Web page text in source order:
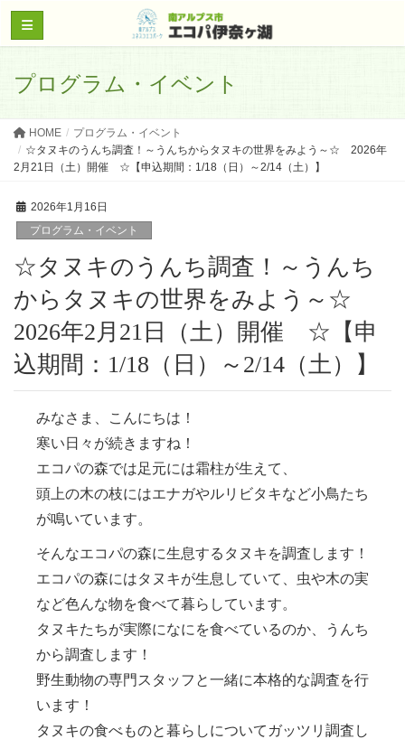
プログラム・イベント
HOME
プログラム・イベント
☆タヌキのうんち調査！～うんちからタヌキの世界をみよう～☆ 2026年
2月21日（土）開催 ☆【申込期間：1/18（日）～2/14（土）】
2026年1月16日
プログラム・イベント
☆タヌキのうんち調査！～うんち
からタヌキの世界をみよう～☆
2026年2月21日（土）開催 ☆【申
込期間：1/18（日）～2/14（土）】
みなさま、こんにちは！
寒い日々が続きますね！
エコパの森では足元には霜柱が生えて、
頭上の木の枝にはエナガやルリビタキなど小鳥たち
が鳴いています。
そんなエコパの森に生息するタヌキを調査します！
エコパの森にはタヌキが生息していて、虫や木の実
など色んな物を食べて暮らしています。
タヌキたちが実際になにを食べているのか、うんち
から調査します！
野生動物の専門スタッフと一緒に本格的な調査を行
います！
タヌキの食べものと暮らしについてガッツリ調査し